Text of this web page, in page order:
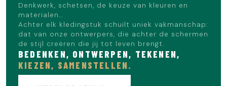
Denkwerk, schetsen, de keuze van kleuren en
materialen…
Achter elk kledingstuk schuilt uniek vakmanschap:
dat van onze ontwerpers, die achter de schermen
de stijl creëren die jij tot leven brengt.
BEDENKEN, ONTWERPEN, TEKENEN,
KIEZEN, SAMENSTELLEN.